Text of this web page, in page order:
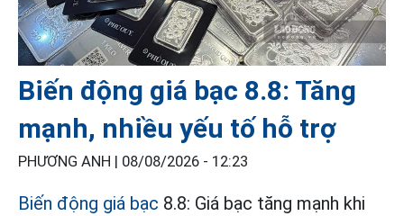
Biến động giá bạc 8.8: Tăng
mạnh, nhiều yếu tố hỗ trợ
PHƯƠNG ANH | 08/08/2026 - 12:23
Biến động giá bạc 8.8: Giá bạc tăng mạnh khi